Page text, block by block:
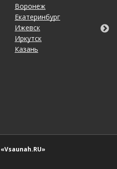
Воронеж
Екатеринбург
Ижевск
Иркутск
Казань
Липецк
Махачкала
Набережные Челны
Нижний Новгород
Новосибирск
Рязань
Самара
Санкт-Петербург
Саратов
Ставрополь
Уфа
Хабаровск
Чебоксары
Челябинск
Ярославль